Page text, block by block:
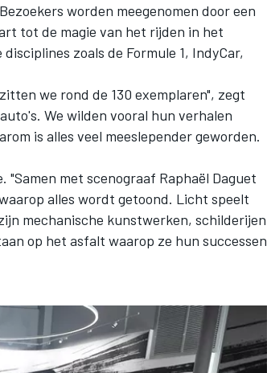
worden meegenomen door een
tot de magie van het rijden in het
zoals de Formule 1, IndyCar,
we rond de 130 exemplaren", zegt
We wilden vooral hun verhalen
is alles veel meeslepender geworden.
met scenograaf Raphaël Daguet
alles wordt getoond. Licht speelt
mechanische kunstwerken, schilderijen
op het asfalt waarop ze hun successen